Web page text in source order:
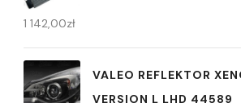
1 142,00zł
VALEO REFLEKTOR
VERSION L LHD 44589